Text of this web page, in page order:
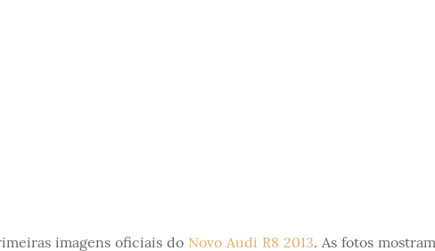
imagens oficiais do Novo Audi R8 2013. As fotos